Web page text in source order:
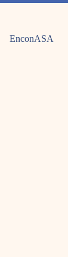
EnconASA